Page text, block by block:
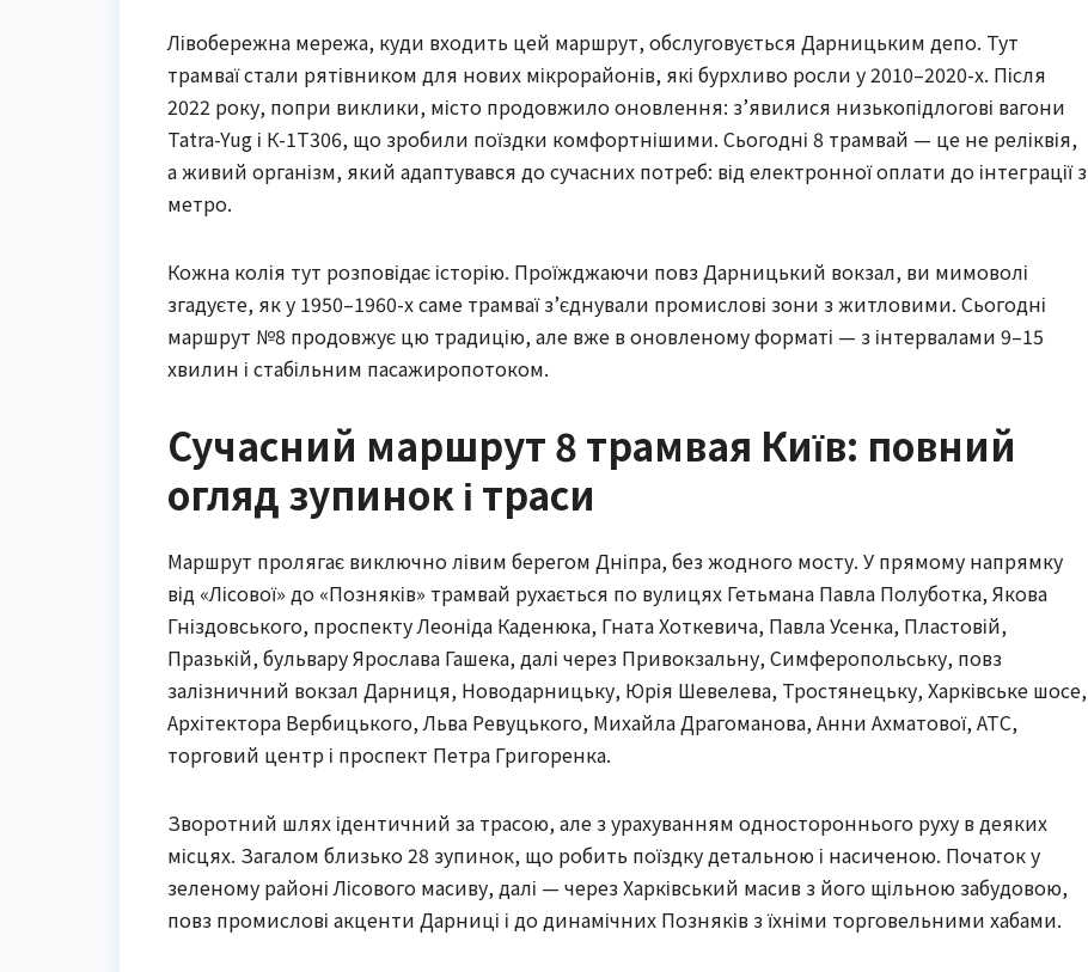
Лівобережна мережа, куди входить цей маршрут, обслуговується Дарницьким депо. Тут
трамваї стали рятівником для нових мікрорайонів, які бурхливо росли у 2010–2020-х. Після
2022 року, попри виклики, місто продовжило оновлення: з’явилися низькопідлогові вагони
Tatra-Yug і К-1Т306, що зробили поїздки комфортнішими. Сьогодні 8 трамвай — це не реліквія,
а живий організм, який адаптувався до сучасних потреб: від електронної оплати до інтеграції з
метро.
Кожна колія тут розповідає історію. Проїжджаючи повз Дарницький вокзал, ви мимоволі
згадуєте, як у 1950–1960-х саме трамваї з’єднували промислові зони з житловими. Сьогодні
маршрут №8 продовжує цю традицію, але вже в оновленому форматі — з інтервалами 9–15
хвилин і стабільним пасажиропотоком.
Сучасний маршрут 8 трамвая Київ: повний
огляд зупинок і траси
Маршрут пролягає виключно лівим берегом Дніпра, без жодного мосту. У прямому напрямку
від «Лісової» до «Позняків» трамвай рухається по вулицях Гетьмана Павла Полуботка, Якова
Гніздовського, проспекту Леоніда Каденюка, Гната Хоткевича, Павла Усенка, Пластовій,
Празькій, бульвару Ярослава Гашека, далі через Привокзальну, Симферопольську, повз
залізничний вокзал Дарниця, Новодарницьку, Юрія Шевелева, Тростянецьку, Харківське шосе,
Архітектора Вербицького, Льва Ревуцького, Михайла Драгоманова, Анни Ахматової, АТС,
торговий центр і проспект Петра Григоренка.
Зворотний шлях ідентичний за трасою, але з урахуванням одностороннього руху в деяких
місцях. Загалом близько 28 зупинок, що робить поїздку детальною і насиченою. Початок у
зеленому районі Лісового масиву, далі — через Харківський масив з його щільною забудовою,
повз промислові акценти Дарниці і до динамічних Позняків з їхніми торговельними хабами.